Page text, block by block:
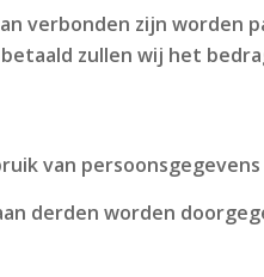
verbonden zijn
zullen wij het
van
derden worden